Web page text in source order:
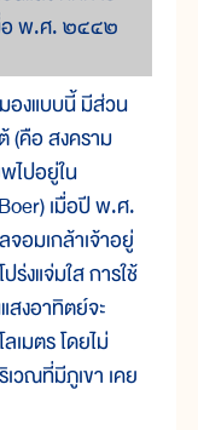
อ พ.ศ. ๒๔๔๒
แบบนี้ มีส่วน
(คือ สงคราม
ไปอยู่ใน
เมื่อปี พ.ศ.
อมเกล้าเจ้าอยู่
งแจ่มใส การใช้
งอาทิตย์จะ
เมตร โดยไม่
วณที่มีภูเขา เคย